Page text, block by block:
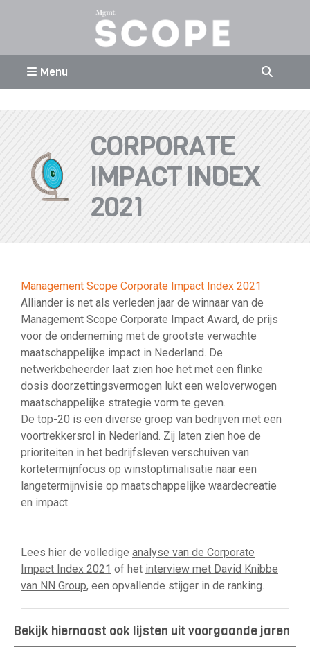
Menu
CORPORATE
IMPACT INDEX
2021
Management Scope Corporate Impact Index 2021
Alliander is net als verleden jaar de winnaar van de
Management Scope Corporate Impact Award, de prijs
voor de onderneming met de grootste verwachte
maatschappelijke impact in Nederland. De
netwerkbeheerder laat zien hoe het met een flinke
dosis doorzettingsvermogen lukt een weloverwogen
maatschappelijke strategie vorm te geven.
De top-20 is een diverse groep van bedrijven met een
voortrekkersrol in Nederland. Zij laten zien hoe de
prioriteiten in het bedrijfsleven verschuiven van
kortetermijnfocus op winstoptimalisatie naar een
langetermijnvisie op maatschappelijke waardecreatie
en impact.
Lees hier de volledige analyse van de Corporate
Impact Index 2021 of het interview met David Knibbe
van NN Group, een opvallende stijger in de ranking.
Bekijk hiernaast ook lijsten uit voorgaande jaren